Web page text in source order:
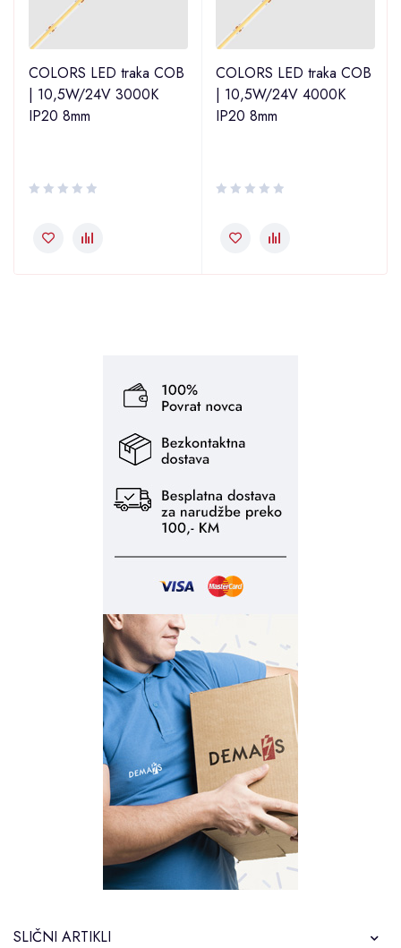
COLORS LED traka COB
| 10,5W/24V 3000K
IP20 8mm
COLORS LED traka COB
| 10,5W/24V 4000K
IP20 8mm
SLIČNI ARTIKLI